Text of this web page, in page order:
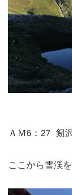
ＡＭ6：27 剱
ここから雪渓